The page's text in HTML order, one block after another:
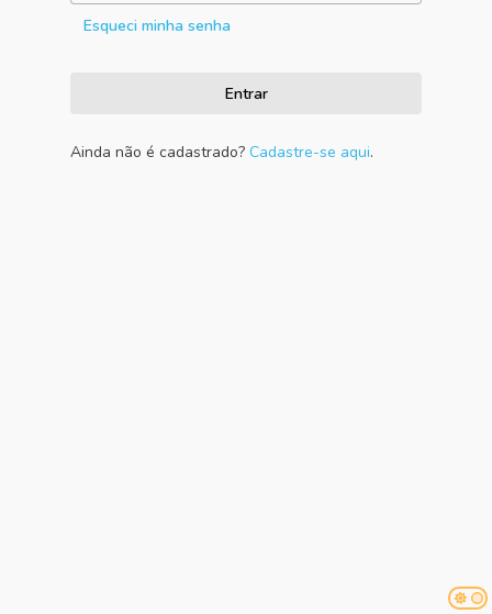
Esqueci minha senha
Entrar
Ainda não é cadastrado? Cadastre-se aqui.